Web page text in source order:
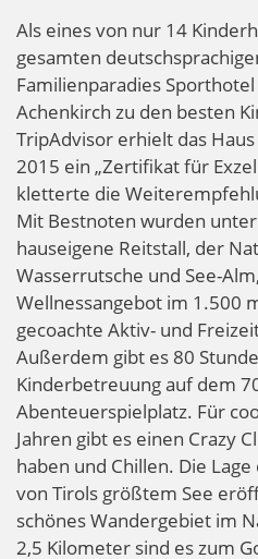
Als eines von nur 14
gesamten
Familienparadies
Achenkirch zu den besten
TripAdvisor erhielt das
2015 ein „Zertifikat für
kletterte die
Mit Bestnoten wurden
hauseigene Reitstall, der
Wasserrutsche und See-
Wellnessangebot im 1.500
gecoachte Aktiv- und
Außerdem gibt es 80
Kinderbetreuung auf dem
Abenteuer­spielplatz. Für
Jahren gibt es einen Crazy
haben und Chillen. Die
von Tirols größtem See
schönes Wandergebiet im
2,5 Kilometer sind es zum